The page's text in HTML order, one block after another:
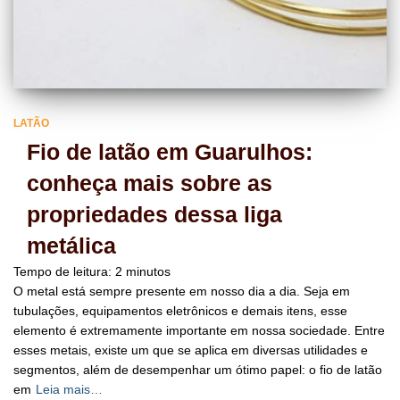
LATÃO
Fio de latão em Guarulhos:
conheça mais sobre as
propriedades dessa liga
metálica
Tempo de leitura: 2 minutos
O metal está sempre presente em nosso dia a dia. Seja em
tubulações, equipamentos eletrônicos e demais itens, esse
elemento é extremamente importante em nossa sociedade. Entre
esses metais, existe um que se aplica em diversas utilidades e
segmentos, além de desempenhar um ótimo papel: o fio de latão
em Leia mais…